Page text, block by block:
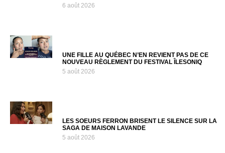
6 août 2026
UNE FILLE AU QUÉBEC N’EN REVIENT PAS DE CE
NOUVEAU RÈGLEMENT DU FESTIVAL ÎLESONIQ
5 août 2026
LES SOEURS FERRON BRISENT LE SILENCE SUR LA
SAGA DE MAISON LAVANDE
5 août 2026